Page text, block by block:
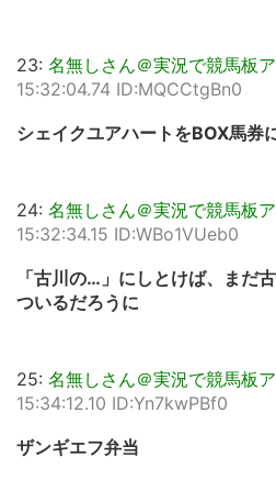
23: 名無しさん＠実況で競馬板
15:32:04.74 ID:MQCCtgBn0
シェイクユアハートをBOX馬券
24: 名無しさん＠実況で競馬板
15:32:34.15 ID:WBo1VUeb0
「古川の…」にしとけば、まだ
ついるだろうに
25: 名無しさん＠実況で競馬板
15:34:12.10 ID:Yn7kwPBf0
ザンギエフ弁当